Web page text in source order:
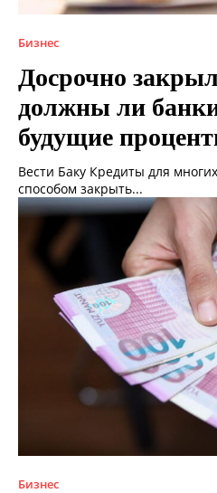
Бизнес
Досрочно
должны ли
будущие
Вести Баку Кредиты для
способом закрыть...
Бизнес